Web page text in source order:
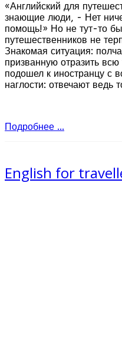
«Английский для
знающие люди, - Нет
помощь!» Но не тут-то
путешественников не
Знакомая ситуация:
призванную отразить
подошел к иностранцу с
наглости: отвечают ведь
Подробнее ...
English for